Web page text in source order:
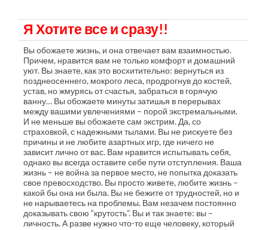
Я Хотите все и сразу!!
Вы обожаете жизнь, и она отвечает вам взаимностью.
Причем, нравится вам не только комфорт и домашний
уют. Вы знаете, как это восхитительно: вернуться из
позднеосеннего, мокрого леса, продрогнув до костей,
устав, но жмурясь от счастья, забраться в горячую
ванну… Вы обожаете минуты затишья в перерывах
между вашими увлечениями – порой экстремальными.
И не меньше вы обожаете сам экстрим. Да, со
страховкой, с надежными тылами. Вы не рискуете без
причины и не любите азартных игр, где ничего не
зависит лично от вас. Вам нравится испытывать себя,
однако вы всегда оставите себе пути отступления. Ваша
жизнь – не война за первое место, не попытка доказать
свое превосходство. Вы просто живете, любите жизнь –
какой бы она ни была. Вы не бежите от трудностей, но и
не нарываетесь на проблемы. Вам незачем постоянно
доказывать свою “крутость”. Вы и так знаете: вы –
личность. А разве нужно что-то еще человеку, который